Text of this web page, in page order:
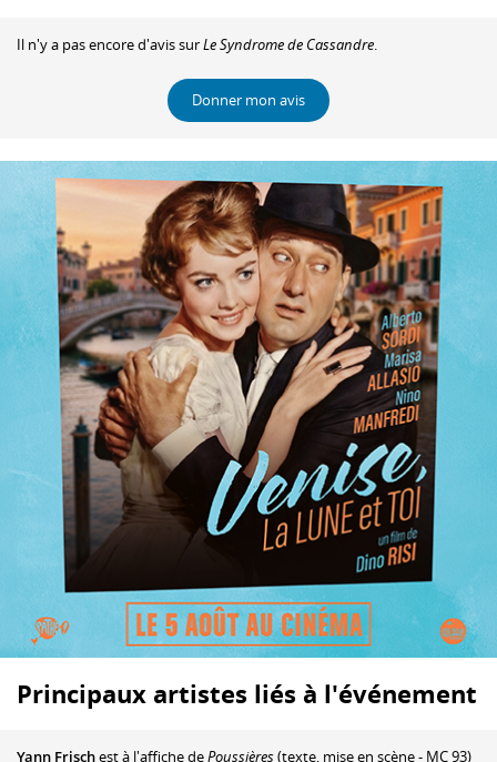
Il n'y a pas encore d'avis surLe Syndrome de Cassandre.
Donner mon avis
Principaux artistes liés à l'événement
Yann Frischest à l'affiche dePoussières(texte, mise en scène - MC 93)